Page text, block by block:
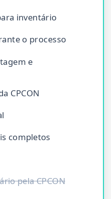
inventário
o processo
e
CPCON
completos
pela CPCON